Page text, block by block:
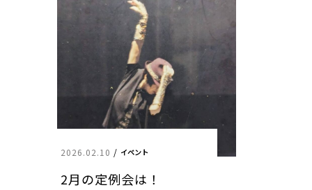
2026.02.10 / イベント
2月の定例会は！